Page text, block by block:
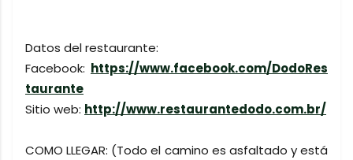
Datos del restaurante:
Facebook: https://www.facebook.com/DodoRes
taurante
Sitio web: http://www.restaurantedodo.com.br/
COMO LLEGAR: (Todo el camino es asfaltado y está